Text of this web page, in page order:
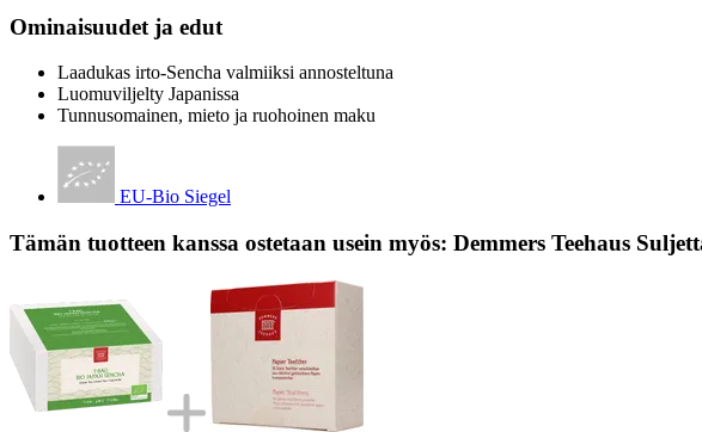
Ominaisuudet ja edut
Laadukas irto-Sencha valmiiksi annosteltuna
Luomuviljelty Japanissa
Tunnusomainen, mieto ja ruohoinen maku
EU-Bio Siegel
Tämän tuotteen kanssa ostetaan usein myös: Demmers Teehaus